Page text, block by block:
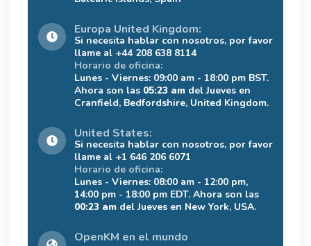
Europa United Kingdom:
Si necesita hablar con nosotros, por favor
llame al +44 208 638 8114
Horario de oficina:
Lunes - Viernes: 09:00 am - 18:00 pm BST.
Ahora son las 05:23 am del Jueves en
Cranfield, Bedfordshire, United Kingdom.
United States:
Si necesita hablar con nosotros, por favor
llame al +1 646 206 6071
Horario de oficina:
Lunes - Viernes: 08:00 am - 12:00 pm,
14:00 pm - 18:00 pm EDT. Ahora son las
00:23 am del Jueves en New York, USA.
OpenKM en el mundo